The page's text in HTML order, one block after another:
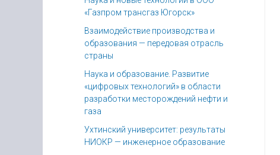
«Газпром трансгаз Югорск»
Взаимодействие производства и
образования — передовая отрасль
страны
Наука и образование. Развитие
«цифровых технологий» в области
разработки месторождений нефти и
газа
Ухтинский университет: результаты
НИОКР — инженерное образование